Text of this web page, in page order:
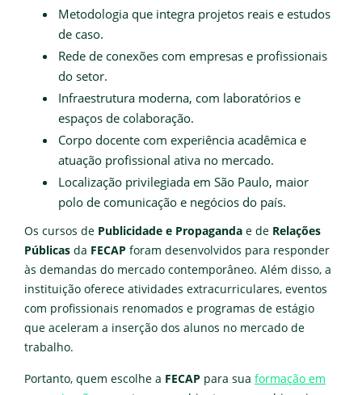
Metodologia que integra projetos reais e estudos
de caso.
Rede de conexões com empresas e profissionais
do setor.
Infraestrutura moderna, com laboratórios e
espaços de colaboração.
Corpo docente com experiência acadêmica e
atuação profissional ativa no mercado.
Localização privilegiada em São Paulo, maior
polo de comunicação e negócios do país.
Os cursos de Publicidade e Propaganda e de Relações
Públicas da FECAP foram desenvolvidos para responder
às demandas do mercado contemporâneo. Além disso, a
instituição oferece atividades extracurriculares, eventos
com profissionais renomados e programas de estágio
que aceleram a inserção dos alunos no mercado de
trabalho.
Portanto, quem escolhe a FECAP para sua formação em